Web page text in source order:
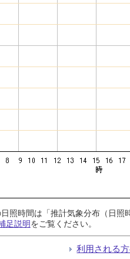
照時間は「推計気象分布（日
足説明をご覧ください。
利用される